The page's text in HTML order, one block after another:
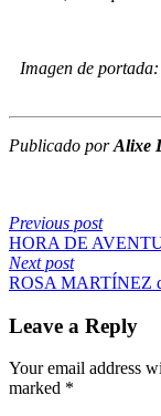
Imagen de
Publicado porAlixe
Previous post
HORA DE
Next post
ROSA MARTÍNEZ
Leave a Reply
Your email address
marked *